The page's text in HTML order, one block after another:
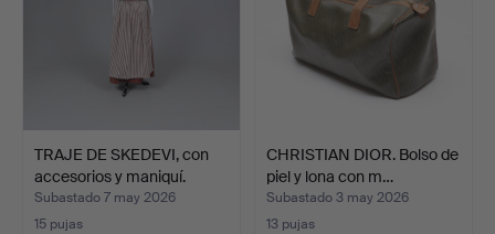
TRAJE DE SKEDEVI, con
accesorios y maniquí.
Subastado 7 may 2026
15 pujas
CHRISTIAN DIOR. Bolso de
piel y lona con m…
Subastado 3 may 2026
13 pujas